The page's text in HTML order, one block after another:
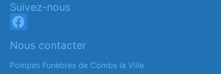
Suivez-nous
Nous contacter
Pompes Funèbres de Combs la Ville